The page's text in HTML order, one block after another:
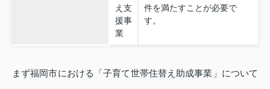
え支
援事
業
件を満たすことが必要で
す。
まず福岡市における「子育て世帯住替え助成事業」について